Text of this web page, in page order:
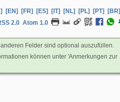
[EN] [FR] [ES] [IT] [NL] [PL] [PT] [BR]
2.0 Atom 1.0
Felder sind optional auszufüllen.
können unter 'Anmerkungen zur